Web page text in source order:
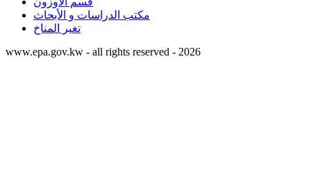
مكتب الدراسات و الأبحاث
تغير المناخ
www.epa.gov.kw - all rights reserved - 2026